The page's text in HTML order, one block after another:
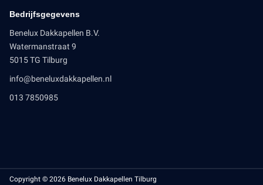
Bedrijfsgegevens
Benelux Dakkapellen B.V.
Watermanstraat 9
5015 TG Tilburg
info@beneluxdakkapellen.nl
013 7850985
Copyright © 2026 Benelux Dakkapellen Tilburg